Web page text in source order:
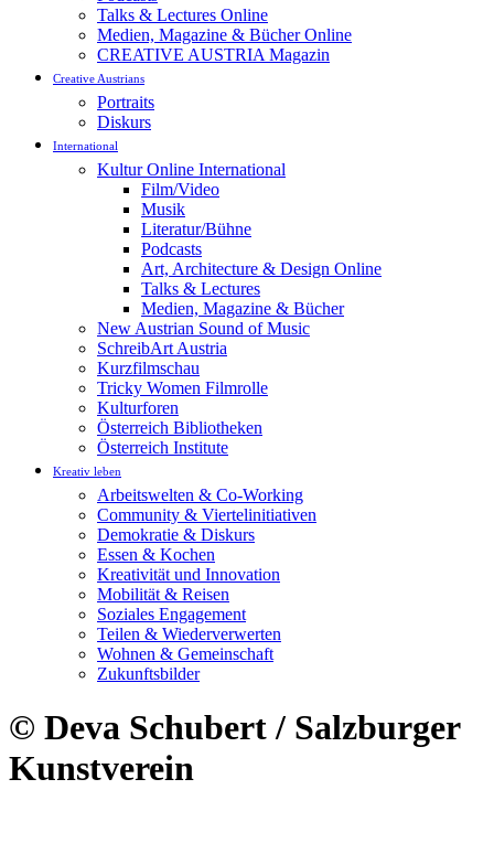
Talks & Lectures Online
Medien, Magazine & Bücher Online
CREATIVE AUSTRIA Magazin
Creative Austrians
Portraits
Diskurs
International
Kultur Online International
Film/Video
Musik
Literatur/Bühne
Podcasts
Art, Architecture & Design Online
Talks & Lectures
Medien, Magazine & Bücher
New Austrian Sound of Music
SchreibArt Austria
Kurzfilmschau
Tricky Women Filmrolle
Kulturforen
Österreich Bibliotheken
Österreich Institute
Kreativ leben
Arbeitswelten & Co-Working
Community & Viertelinitiativen
Demokratie & Diskurs
Essen & Kochen
Kreativität und Innovation
Mobilität & Reisen
Soziales Engagement
Teilen & Wiederverwerten
Wohnen & Gemeinschaft
Zukunftsbilder
© Deva Schubert / Salzburger
Kunstverein